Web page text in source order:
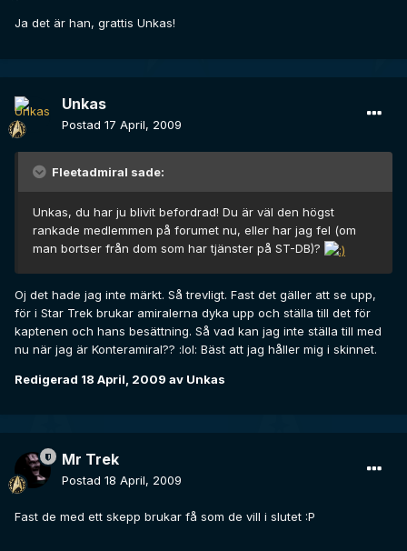
Ja det är han, grattis Unkas!
Unkas
Postad 17 April, 2009
Fleetadmiral sade:
Unkas, du har ju blivit befordrad! Du är väl den högst
rankade medlemmen på forumet nu, eller har jag fel (om
man bortser från dom som har tjänster på ST-DB)?
Oj det hade jag inte märkt. Så trevligt. Fast det gäller att se upp,
för i Star Trek brukar amiralerna dyka upp och ställa till det för
kaptenen och hans besättning. Så vad kan jag inte ställa till med
nu när jag är Konteramiral?? :lol: Bäst att jag håller mig i skinnet.
Redigerad 18 April, 2009 av Unkas
Mr Trek
Postad 18 April, 2009
Fast de med ett skepp brukar få som de vill i slutet :P